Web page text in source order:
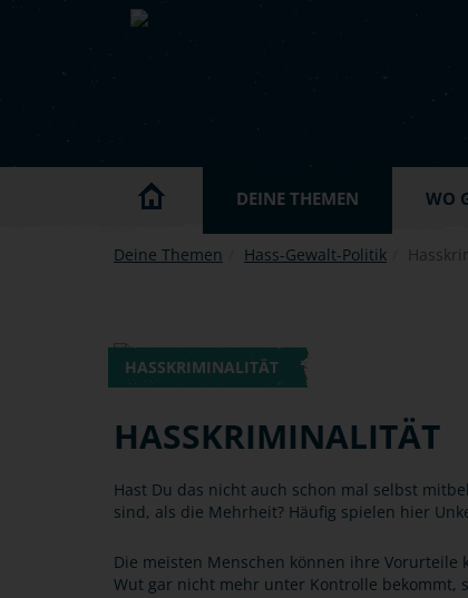
Skip to main content
DEINE THEMEN WO
Deine Themen Hass-Gewalt-Politik
HASSKRIMINALITÄT
HASSKRIMINALITÄT
Hast Du das nicht auch schon mal selbst
sind, als die Mehrheit? Häufig spielen hier
Die meisten Menschen können ihre
Wut gar nicht mehr unter Kontrolle bekommt,